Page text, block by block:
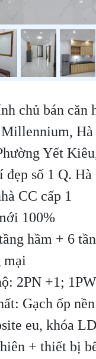
chủ bán căn
Yết
số 1 Q.
CC cấp 1
100%
hầm + 6
mại
2PN +1;
Gạch ốp
eu, khóa
+ thiết bị